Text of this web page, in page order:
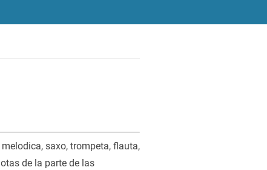
saxo, trompeta, flauta,
de la parte de las